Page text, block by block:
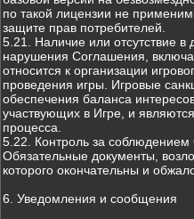
по такой лицензии не
защите прав потребителей.
5.21. Наличие или отсутствие в
нарушения Соглашения,
относится к организации
проведения игры. Игровые
обеспечения баланса
участвующих в Игре, и
процесса.
5.22. Контроль за
Обязательные документы,
которого окончательны и
6. Уведомления и сообщения